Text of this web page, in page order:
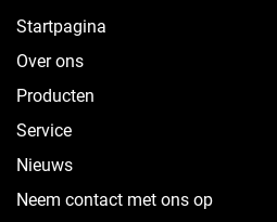
Startpagina
Over ons
Producten
Service
Nieuws
Neem contact met ons op